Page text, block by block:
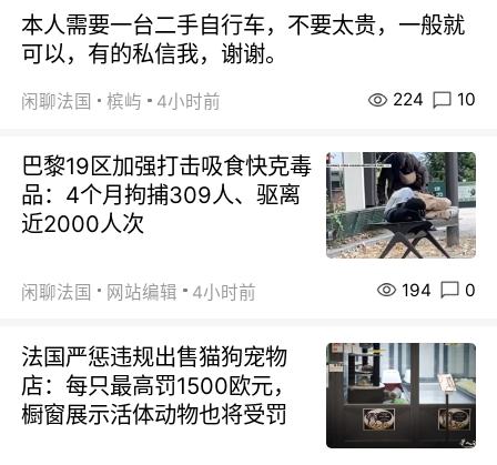
本人需要一台二手自行车，不要太贵，一般就
可以，有的私信我，谢谢。
闲聊法国 槟屿 4小时前 224 10
巴黎19区加强打击吸食快克毒
品：4个月拘捕309人、驱离
近2000人次
闲聊法国 网站编辑 4小时前 194 0
法国严惩违规出售猫狗宠物
店：每只最高罚1500欧元，
橱窗展示活体动物也将受罚